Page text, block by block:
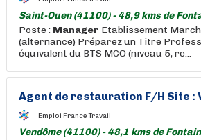
Saint-Ouen (41100) - 48,9 kms de
Poste : Manager Etablissement
(alternance) Préparez un Titre
équivalent du BTS MCO (niveau 5, re...
Agent de restauration F/H Site :
Emploi France Travail
Vendôme (41100) - 48,1 kms de